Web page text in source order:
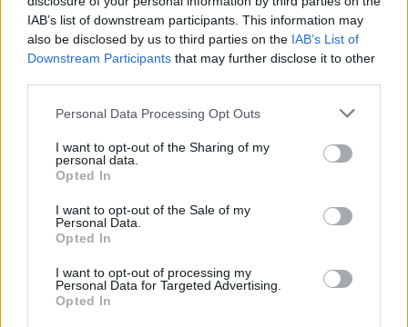
IAB’s list of downstream participants. This information may
also be disclosed by us to third parties on the IAB’s List of
Downstream Participants that may further disclose it to other
Personal Data Processing Opt Outs
I want to opt-out of the Sharing of my
personal data.
Opted In
I want to opt-out of the Sale of my
Personal Data.
Opted In
I want to opt-out of processing my
Personal Data for Targeted Advertising.
Opted In
PNCR (Terheș)
Partidul Patrioților (Surugiu)
FAR (Coarnă)
România pe Primul Loc (Ponta)
Altul
Arhiva sondajelor